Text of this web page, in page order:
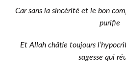
Car sans la sincérité et le bon
purifie
Et Allah châtie toujours
sagesse qui